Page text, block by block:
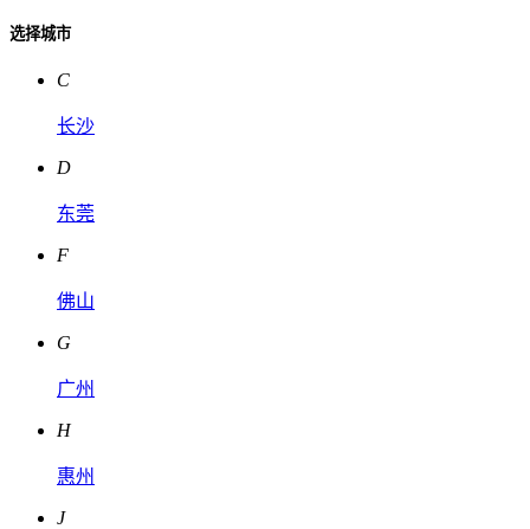
选择城市
C
长沙
D
东莞
F
佛山
G
广州
H
惠州
J